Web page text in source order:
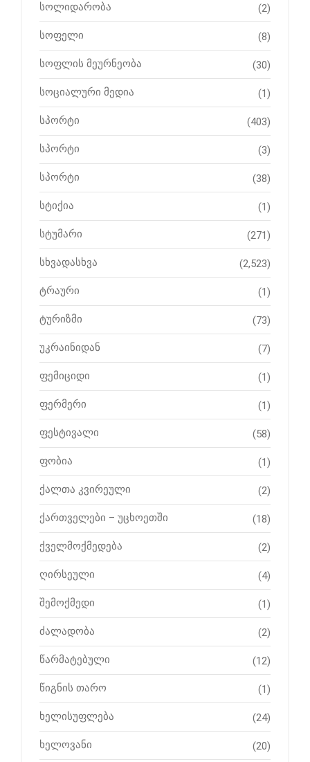
სოლიდარობა (2)
სოფელი (8)
სოფლის მეურნეობა (30)
სოციალური მედია (1)
სპორტი (403)
სპორტი (3)
სპორტი (38)
სტიქია (1)
სტუმარი (271)
სხვადასხვა (2,523)
ტრაური (1)
ტურიზმი (73)
უკრაინიდან (7)
ფემიციდი (1)
ფერმერი (1)
ფესტივალი (58)
ფობია (1)
ქალთა კვირეული (2)
ქართველები – უცხოეთში (18)
ქველმოქმედება (2)
ღირსეული (4)
შემოქმედი (1)
ძალადობა (2)
წარმატებული (12)
წიგნის თარო (1)
ხელისუფლება (24)
ხელოვანი (20)